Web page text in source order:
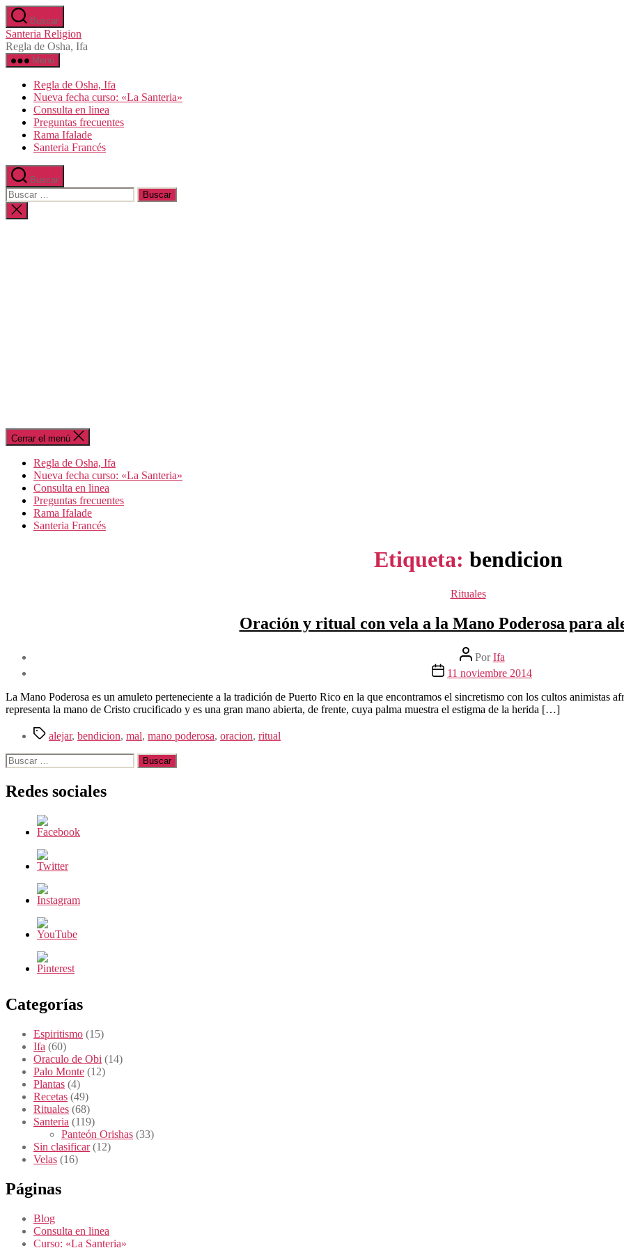
Saltar
al
contenido
Buscar
Santeria Religion
Regla de Osha, Ifa
Menú
Regla de Osha, Ifa
Nueva fecha curso: «La Santeria»
Consulta en linea
Preguntas frecuentes
Rama Ifalade
Santeria Francés
Buscar
Buscar:
Cerrar
la
Cerrar el menú
Regla de Osha, Ifa
Nueva fecha curso: «La Santeria»
Consulta en linea
Preguntas frecuentes
Rama Ifalade
Santeria Francés
Etiqueta: bendicion
Categorías
Rituales
Oración y ritual con vela a la Mano Poderosa para
Autor
de
la
PorIfa
Fecha
la
entrada
11 noviembre 2014
La Mano Poderosa es un amuleto perteneciente a la tradición de Puerto Rico en la que encontramos el sincretismo con los cultos animistas
representa la mano de Cristo crucificado y es una gran mano abierta, de frente, cuya palma muestra el estigma de la herida […]
Etiquetas
alejar, bendicion, mal, mano poderosa, oracion, ritual
Buscar:
Redes sociales
Categorías
Espiritismo (15)
Ifa (60)
Oraculo de Obi (14)
Palo Monte (12)
Plantas (4)
Recetas (49)
Rituales (68)
Santeria (119)
Panteón Orishas (33)
Sin clasificar(12)
Velas (16)
Páginas
Blog
Consulta en linea
Curso: «La Santeria»